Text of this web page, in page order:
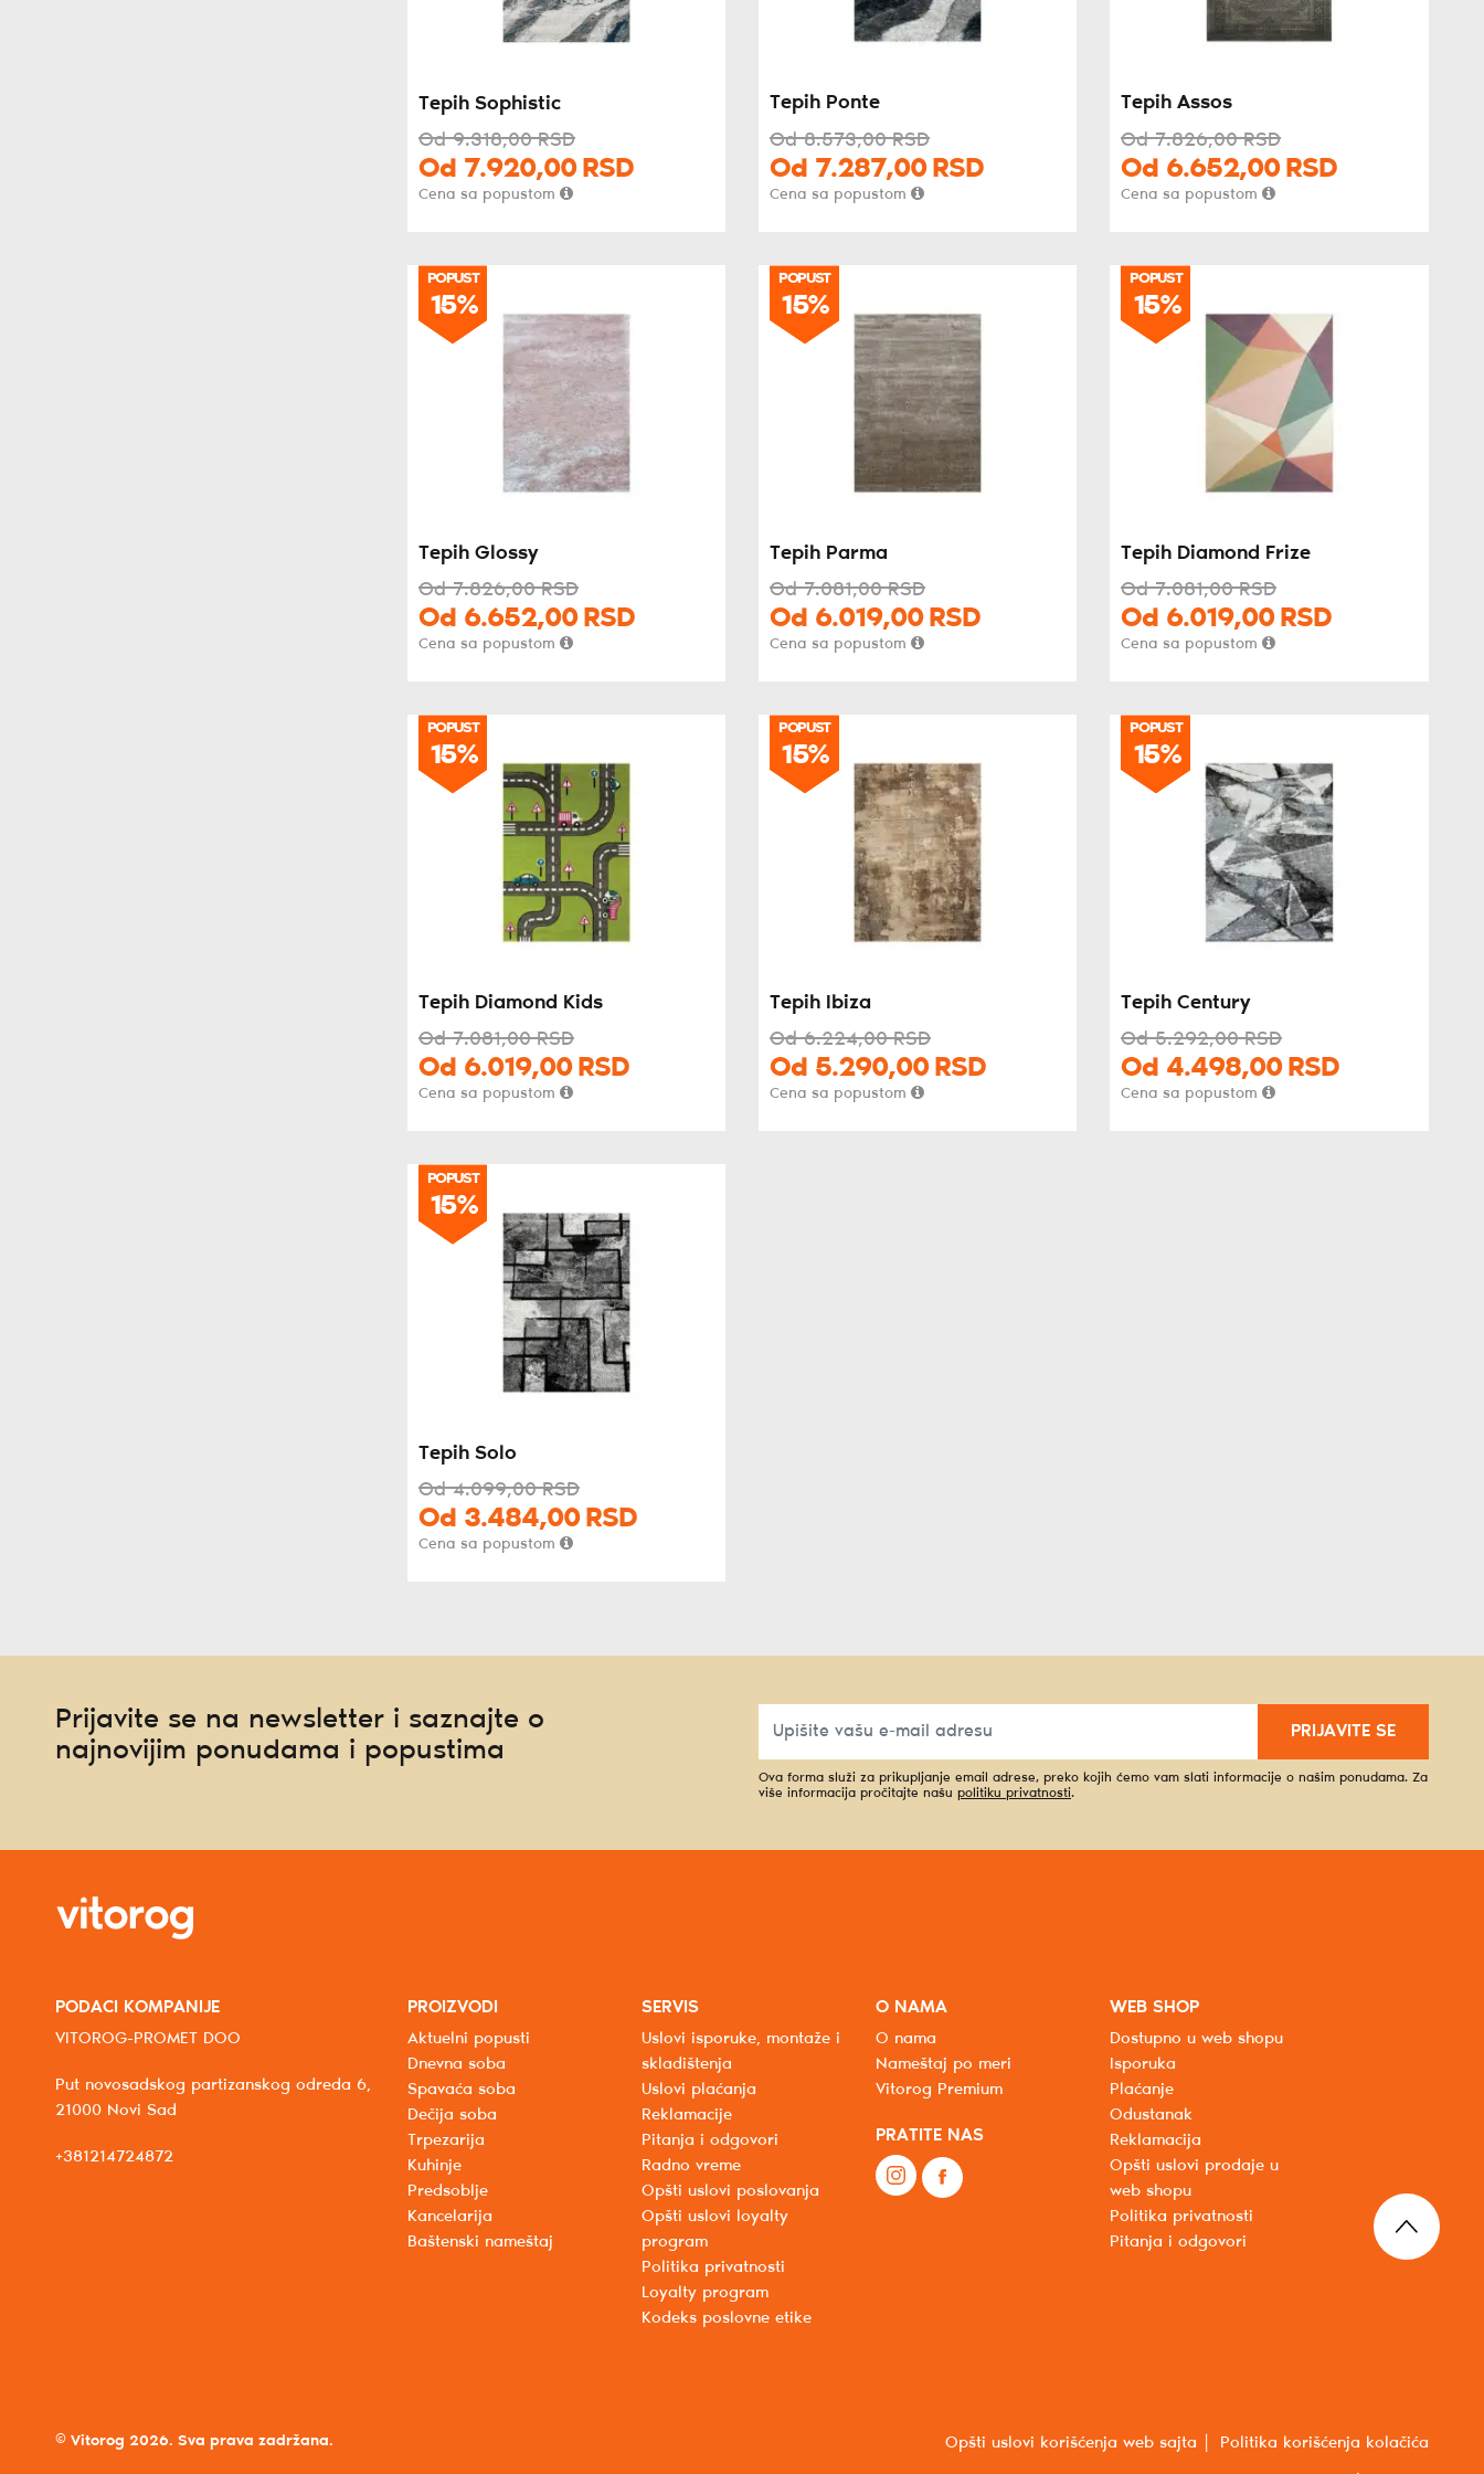
Tepih Sophistic
Od9.318,00 RSD
Od 7.920,00 RSD
Cena sa popustom
Tepih Ponte
Od8.573,00 RSD
Od 7.287,00 RSD
Cena sa popustom
Tepih Assos
Od7.826,00 RSD
Od 6.652,00 RSD
Cena sa popustom
POPUST
15%
POPUST
15%
Tepih Glossy
Od7.826,00 RSD
Od 6.652,00 RSD
Cena sa popustom
POPUST
15%
POPUST
15%
Tepih Parma
Od7.081,00 RSD
Od 6.019,00 RSD
Cena sa popustom
POPUST
15%
POPUST
15%
Tepih Diamond Frize
Od7.081,00 RSD
Od 6.019,00 RSD
Cena sa popustom
POPUST
15%
POPUST
15%
Tepih Diamond Kids
Od7.081,00 RSD
Od 6.019,00 RSD
Cena sa popustom
POPUST
15%
POPUST
15%
Tepih Ibiza
Od6.224,00 RSD
Od 5.290,00 RSD
Cena sa popustom
POPUST
15%
POPUST
15%
Tepih Century
Od5.292,00 RSD
Od 4.498,00 RSD
Cena sa popustom
POPUST
15%
POPUST
15%
Tepih Solo
Od4.099,00 RSD
Od 3.484,00 RSD
Cena sa popustom
Prijavite se na newsletter i saznajte o
najnovijim ponudama i popustima
PRIJAVITE SE
Ova forma služi za prikupljanje email adrese, preko kojih ćemo vam slati informacije o našim ponudama. Za
više informacija pročitajte našu politiku privatnosti.
PODACI KOMPANIJE
VITOROG-PROMET DOO
Put novosadskog partizanskog odreda 6,
21000 Novi Sad
+381214724872
PROIZVODI
Aktuelni popusti
Dnevna soba
Spavaća soba
Dečija soba
Trpezarija
Kuhinje
Predsoblje
Kancelarija
Baštenski nameštaj
SERVIS
Uslovi isporuke, montaže i
skladištenja
Uslovi plaćanja
Reklamacije
Pitanja i odgovori
Radno vreme
Opšti uslovi poslovanja
Opšti uslovi loyalty
program
Politika privatnosti
Loyalty program
Kodeks poslovne etike
O NAMA
O nama
Nameštaj po meri
Vitorog Premium
PRATITE NAS
WEB SHOP
Dostupno u web shopu
Isporuka
Plaćanje
Odustanak
Reklamacija
Opšti uslovi prodaje u
web shopu
Politika privatnosti
Pitanja i odgovori
© Vitorog 2026. Sva prava zadržana. Opšti uslovi korišćenja web sajta Politika korišćenja kolačića